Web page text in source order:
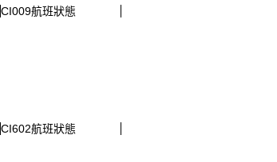
CI009航班狀態
CI602航班狀態